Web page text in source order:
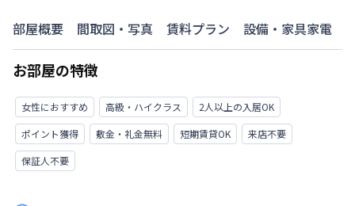
部屋概要 間取図・写真 賃料プラン 設備・家具家電
お部屋の特徴
女性におすすめ 高級・ハイクラス
2人以上の入居OK
ポイント獲得
敷金・礼金無料 短期賃貸OK
来店不要
保証人不要